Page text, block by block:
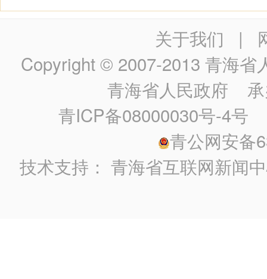
关于我们 |
Copyright © 2007-2013 青海省
青海省人民政府 承
青ICP备08000030号-4号
青公网安备
技术支持：青海省互联网新闻